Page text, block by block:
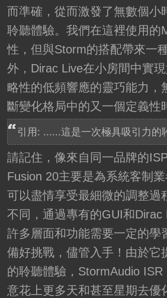
而準確，從而激發了無數個小
聆聽體驗。我們在這裡使用的
性，但與Storm的搭配帶來一
外，Dirac Live在小房間中實
略性的低頻響應的靈巧能力，
斷變化格局中的又一個定義性
引用: ......這是一次極具吸引力的
請記住，像來自同一品牌的
Fusion 20主要是為系統客制
可以盡情享受最細微的調整過
不同，通過專有的GUI和Dirac
許多層面和功能需要一定的學
備好挑戰，儘管入手！由於它
的聆聽體驗，StormAudio
意花上更多天和甚至星期去優